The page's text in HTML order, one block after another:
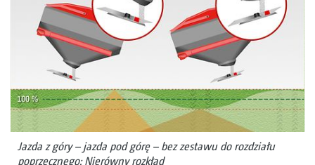
Jazda z góry – jazda pod górę – bez zestawu do rozdziału
poprzecznego: Nierówny rozkład